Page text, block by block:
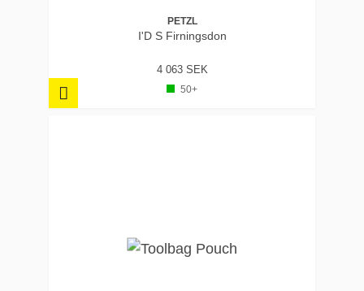
PETZL
I'D S Firningsdon
4 063 SEK
50+